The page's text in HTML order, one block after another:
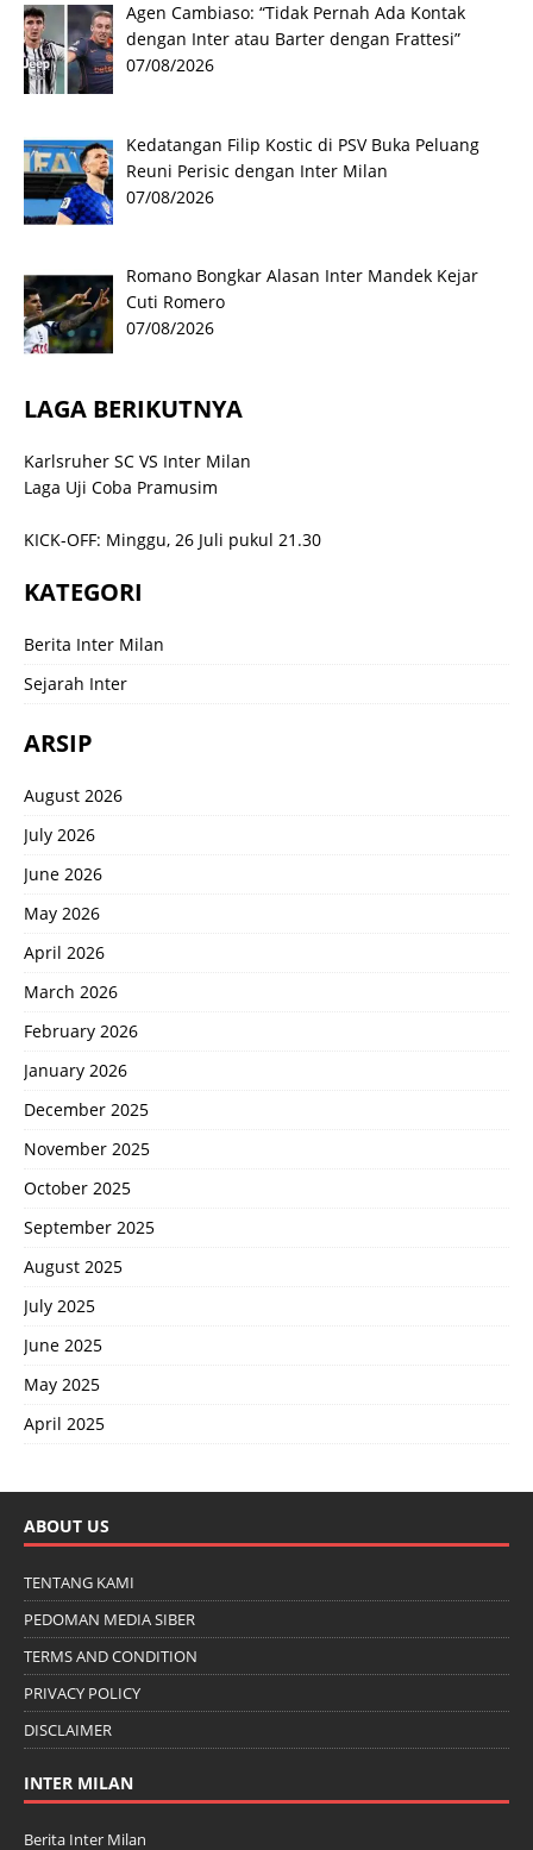
Agen Cambiaso: “Tidak Pernah Ada Kontak
dengan Inter atau Barter dengan Frattesi”
07/08/2026
Kedatangan Filip Kostic di PSV Buka Peluang
Reuni Perisic dengan Inter Milan
07/08/2026
Romano Bongkar Alasan Inter Mandek Kejar
Cuti Romero
07/08/2026
LAGA BERIKUTNYA
Karlsruher SC VS Inter Milan
Laga Uji Coba Pramusim
KICK-OFF: Minggu, 26 Juli pukul 21.30
KATEGORI
Berita Inter Milan
Sejarah Inter
ARSIP
August 2026
July 2026
June 2026
May 2026
April 2026
March 2026
February 2026
January 2026
December 2025
November 2025
October 2025
September 2025
August 2025
July 2025
June 2025
May 2025
April 2025
ABOUT US
TENTANG KAMI
PEDOMAN MEDIA SIBER
TERMS AND CONDITION
PRIVACY POLICY
DISCLAIMER
INTER MILAN
Berita Inter Milan